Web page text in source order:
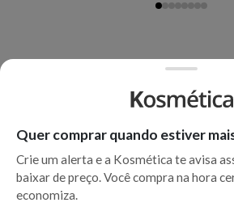
Quer comprar quando estiver
Crie um alerta e a Kosmética te avisa
baixar de preço. Você compra na hora
economiza.